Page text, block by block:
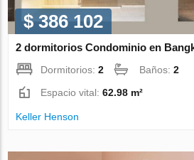
$ 386 102
2 dormitorios Condominio en
Dormitorios:2 Baños:2
Espacio vital:62.98 m²
Keller Henson